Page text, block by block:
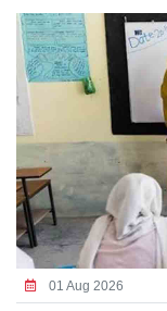
01 Aug 2026